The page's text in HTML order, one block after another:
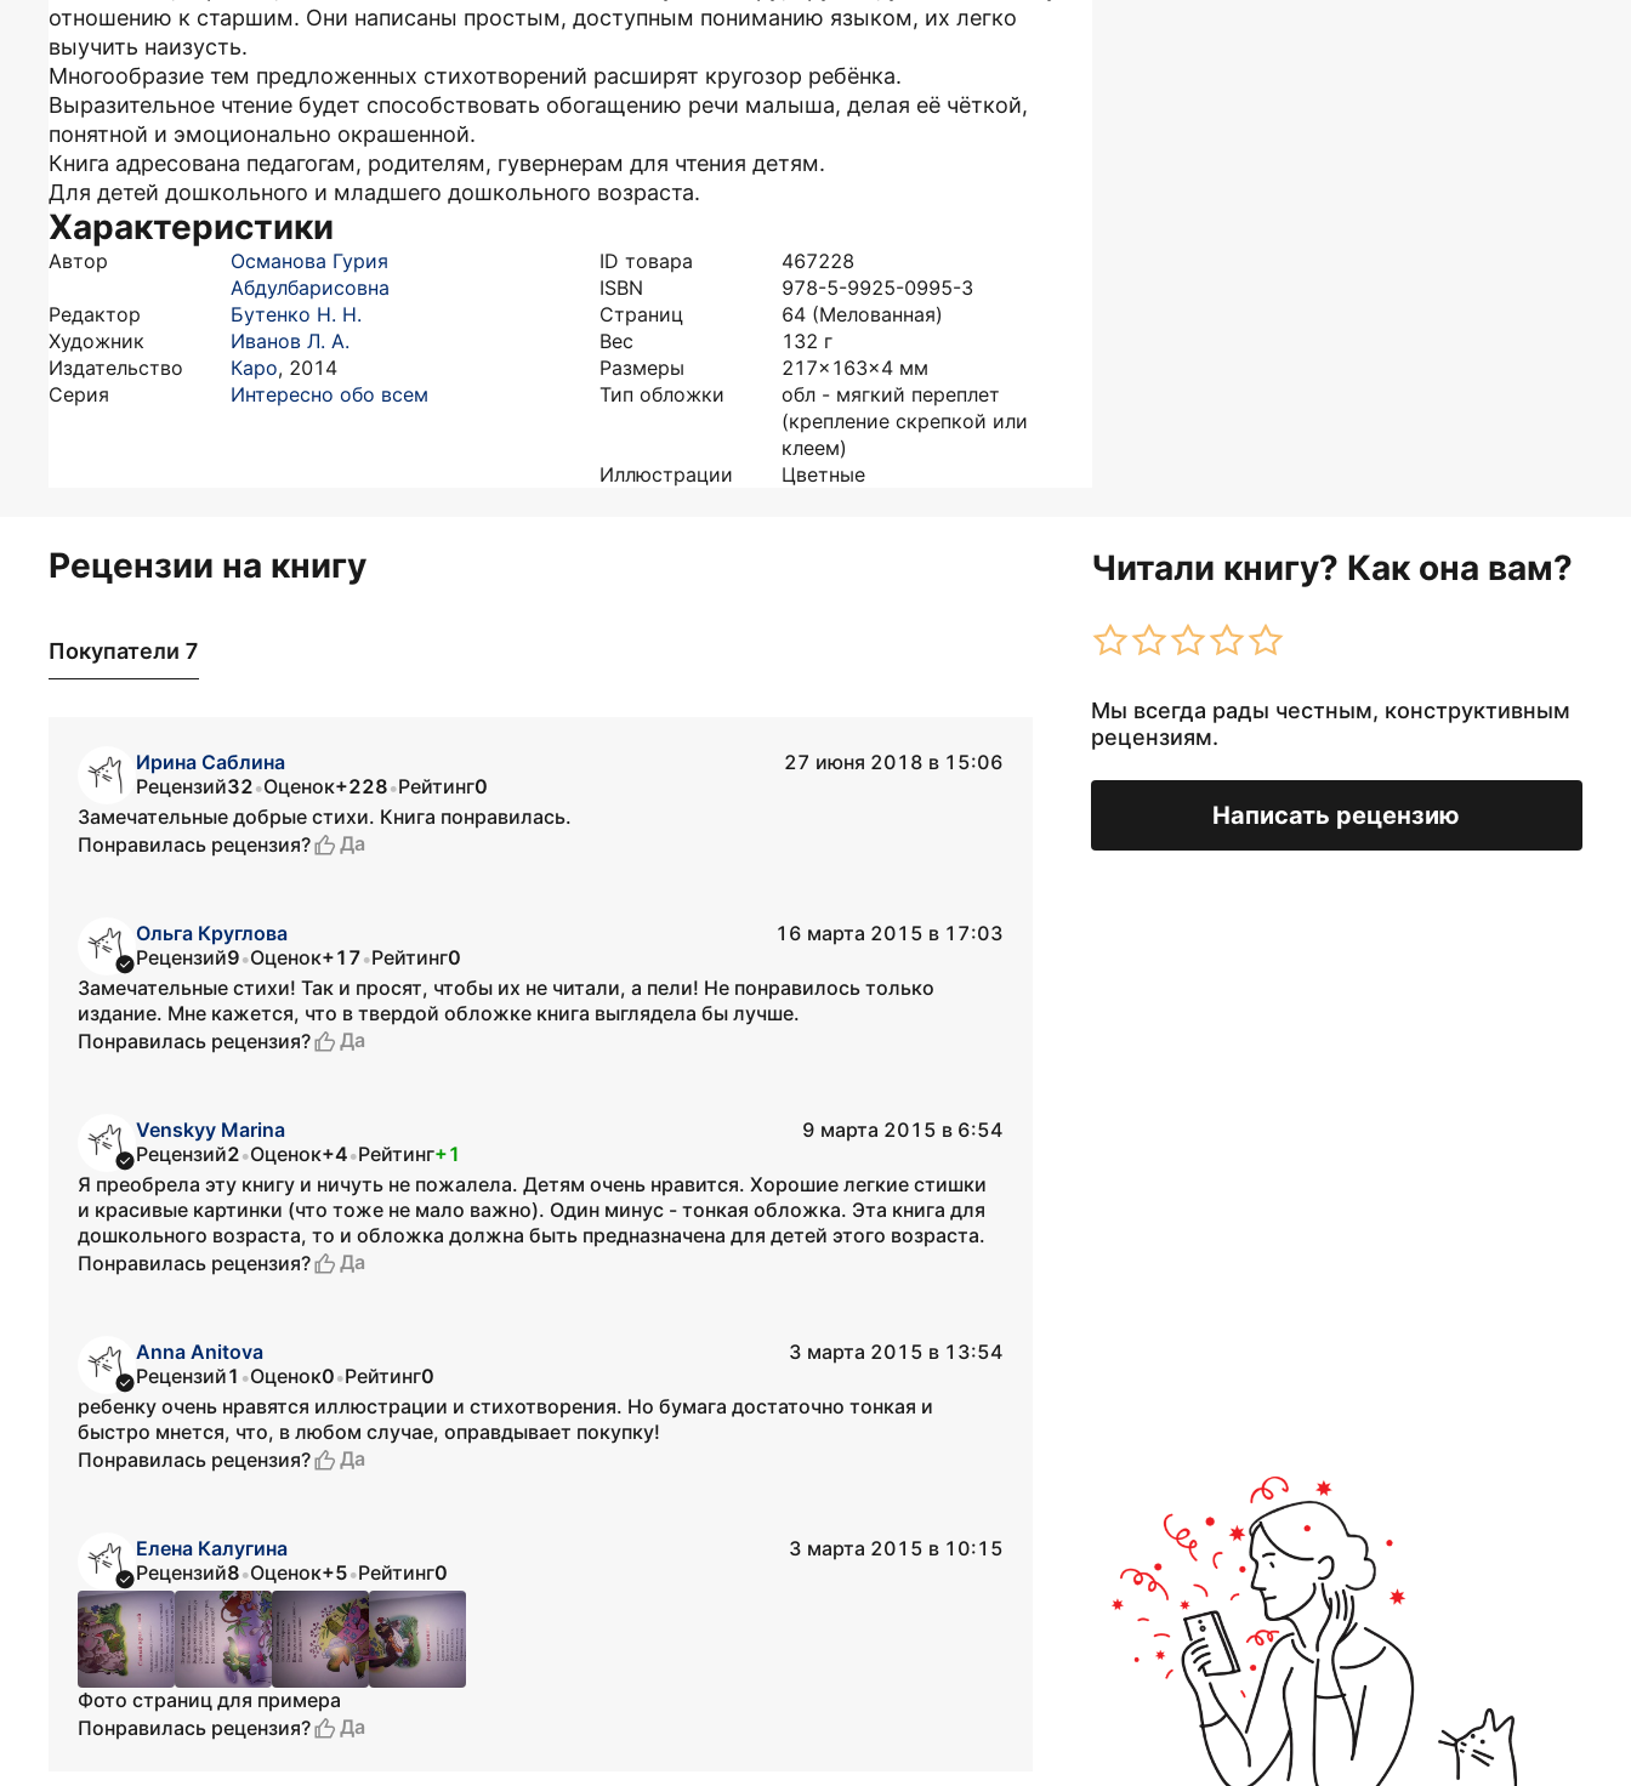
отношению к старшим. Они написаны простым, доступным пониманию языком, их легко
выучить наизусть.
Многообразие тем предложенных стихотворений расширят кругозор ребёнка.
Выразительное чтение будет способствовать обогащению речи малыша, делая её чёткой,
понятной и эмоционально окрашенной.
Книга адресована педагогам, родителям, гувернерам для чтения детям.
Для детей дошкольного и младшего дошкольного возраста.
Характеристики
Автор
Османова Гурия
Абдулбарисовна
Редактор
Бутенко Н. Н.
Художник
Иванов Л. А.
Издательство
Каро, 2014
Серия
Интересно обо всем
ID товара
467228
ISBN
978-5-9925-0995-3
Страниц
64 (Мелованная)
Вес
132 г
Размеры
217x163x4 мм
Тип обложки
обл - мягкий переплет
(крепление скрепкой или
клеем)
Иллюстрации
Цветные
Рецензии на книгу Читали книгу? Как она вам?
Мы всегда рады честным, конструктивным
рецензиям.
Написать рецензию
Покупатели 7
Ирина Саблина
27 июня 2018 в 15:06
Рецензий32•Оценок+228•Рейтинг0
Замечательные добрые стихи. Книга понравилась.
Понравилась рецензия?
Да
Ольга Круглова
16 марта 2015 в 17:03
Рецензий9•Оценок+17•Рейтинг0
Замечательные стихи! Так и просят, чтобы их не читали, а пели! Не понравилось только
издание. Мне кажется, что в твердой обложке книга выглядела бы лучше.
Понравилась рецензия?
Да
Venskyy Marina
9 марта 2015 в 6:54
Рецензий2•Оценок+4•Рейтинг+1
Я преобрела эту книгу и ничуть не пожалела. Детям очень нравится. Хорошие легкие стишки
и красивые картинки (что тоже не мало важно). Один минус - тонкая обложка. Эта книга для
дошкольного возраста, то и обложка должна быть предназначена для детей этого возраста.
Понравилась рецензия?
Да
Anna Anitova
3 марта 2015 в 13:54
Рецензий1 •Оценок0•Рейтинг0
ребенку очень нравятся иллюстрации и стихотворения. Но бумага достаточно тонкая и
быстро мнется, что, в любом случае, оправдывает покупку!
Понравилась рецензия?
Да
Елена Калугина
3 марта 2015 в 10:15
Рецензий8•Оценок+5•Рейтинг0
Фото страниц для примера
Понравилась рецензия?
Да